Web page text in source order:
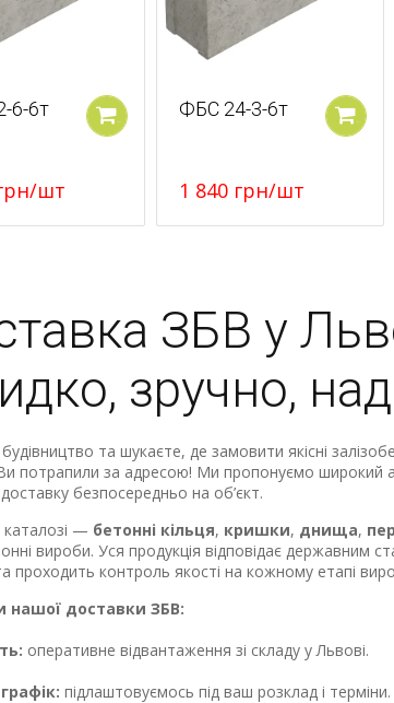
6-6т
/шт
ФБС 24-3-6т
1 840грн/шт
ЗБВ у
зручно,
та шукаєте, де замовити якісні
потрапили за адресою! Ми пропонуємо широкий
безпосередньо на об’єкт.
— бетонні кільця, кришки, днища,
вироби. Уся продукція відповідає державним
проходить контроль якості на кожному етапі
нашої доставки ЗБВ:
оперативне відвантаження зі складу у Львові.
підлаштовуємось під ваш розклад і терміни.